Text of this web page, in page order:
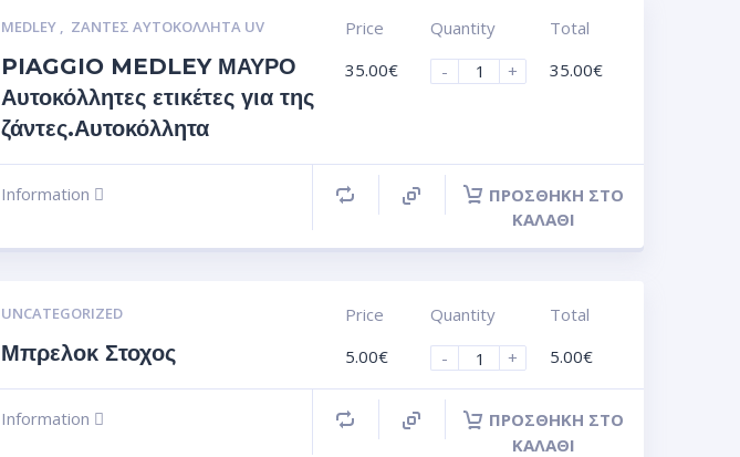
MEDLEY , ΖΆΝΤΕΣ ΑΥΤΟΚΌΛΛΗΤΑ UV
PIAGGIO MEDLEY ΜΑΥΡΟ
Αυτοκόλλητες ετικέτες για της
ζάντες.Αυτοκόλλητα
Price
35.00€
Quantity
-
+
Total
35.00€
Information
ΠΡΟΣΘΉΚΗ ΣΤΟ
ΚΑΛΆΘΙ
UNCATEGORIZED
Μπρελοκ Στοχος
Price
5.00€
Quantity
-
+
Total
5.00€
Information
ΠΡΟΣΘΉΚΗ ΣΤΟ
ΚΑΛΆΘΙ